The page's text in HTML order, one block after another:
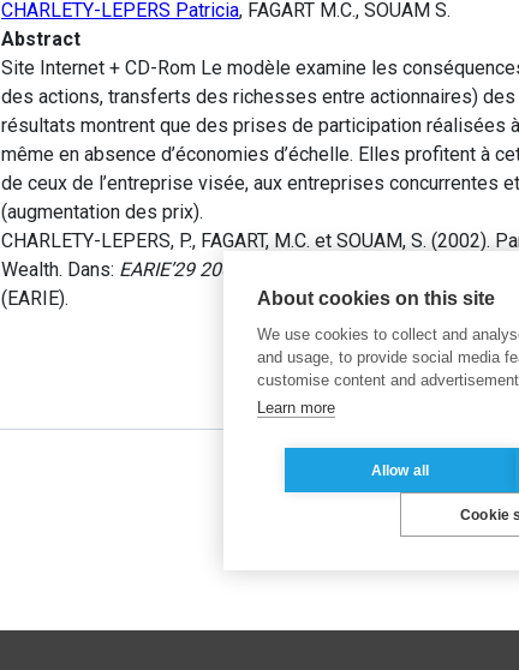
CHARLETY-LEPERS Patricia, FAGART M.C., SOUAM S.
Abstract
Site Internet + CD-Rom Le modèle examine les
des actions, transferts des richesses entre actionnaires)
résultats montrent que des prises de participation réalisées
même en absence d’économies d’échelle. Elles profitent à
de ceux de l’entreprise visée, aux entreprises concurrentes
(augmentation des prix).
CHARLETY-LEPERS, P., FAGART, M.C. et SOUAM, S.
Wealth. Dans: EARIE’29 2002 Annual Conference Proceedings
(EARIE).
About cookies on this site
We use cookies to collect and
and usage, to provide social media
customise content and
Learn more
Allow all
Cookie